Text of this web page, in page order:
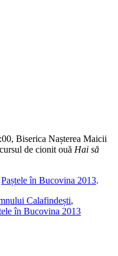
Biserica Nașterea Maicii
de cionit ouă Hai să
Paștele în Bucovina 2013.
Calafindești,
în Bucovina 2013